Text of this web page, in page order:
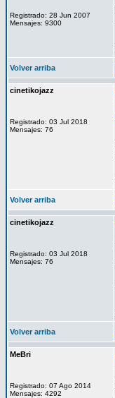
Registrado: 28 Jun 2007
Mensajes: 9300
Volver arriba
cinetikojazz
Registrado: 03 Jul 2018
Mensajes: 76
Volver arriba
cinetikojazz
Registrado: 03 Jul 2018
Mensajes: 76
Volver arriba
MeBri
Registrado: 07 Ago 2014
Mensajes: 4292